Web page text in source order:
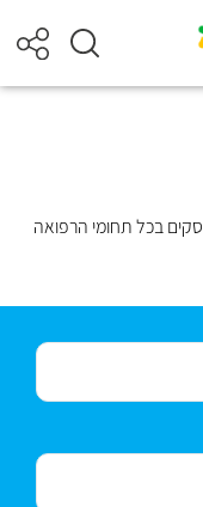
בכל תחומי הרפואה